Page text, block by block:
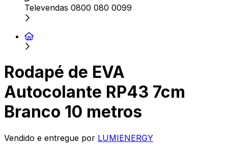
Televendas 0800 080 0099
Rodapé de EVA
Autocolante RP43 7cm
Branco 10 metros
Vendido e entregue por LUMIENERGY